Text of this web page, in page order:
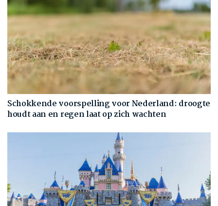
Schokkende voorspelling voor Nederland: droogte
houdt aan en regen laat op zich wachten